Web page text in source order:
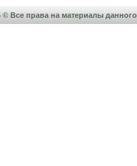
© Все права на материалы